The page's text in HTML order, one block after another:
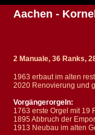
Aachen -
2 Manuale, 36 Ranks,
1963 erbaut im alten
2020 Renovierung und
Vorgängerorgeln:
1763 erste Orgel mit 19
1895 Abbruch der
1913 Neubau im alten